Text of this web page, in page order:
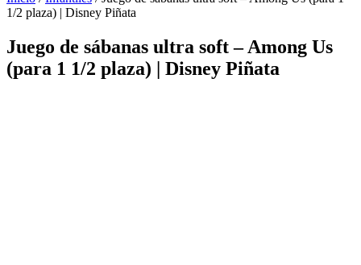
1/2 plaza) | Disney Piñata
Juego de sábanas ultra soft – Among Us
(para 1 1/2 plaza) | Disney Piñata